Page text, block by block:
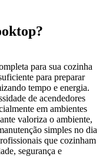
para sua cozinha
para preparar
tempo e energia.
de acendedores
em ambientes
valoriza o ambiente,
simples no dia
que cozinham
segurança e